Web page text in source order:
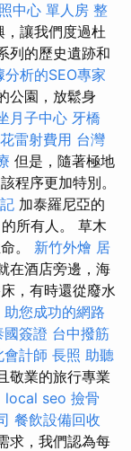
中心 單人房 整
讓我們度過杜
列的歷史遺跡和
分析的SEO專家
公園，放鬆身
月子中心 牙橋
雷射費用 台灣
但是，隨著極地
程序更加特別。
加泰羅尼亞的
所有人。 草木
。 新竹外燴 居
在酒店旁邊，海
，有時還從廢水
助您成功的網路
國簽證 台中撥筋
會計師 長照 助聽
敬業的旅行專業
local seo 撿骨
餐飲設備回收
求，我們認為每